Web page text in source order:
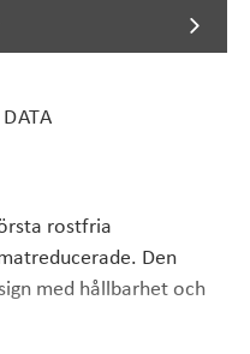
rostfria
Den
med hållbarhet och